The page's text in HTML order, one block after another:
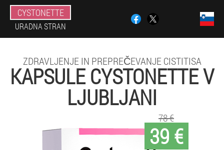
CYSTONETTE
URADNA STRAN
ZDRAVLJENJE IN PREPREČEVANJE CISTITISA
KAPSULE CYSTONETTE V
LJUBLJANI
39 €
78 €